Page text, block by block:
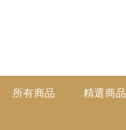
所有商品 精選商品